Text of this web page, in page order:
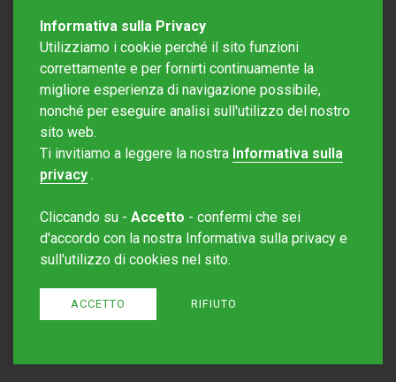
Editore Rotostampa SA
Sito creato daRedesign
Informativa sulla Privacy
Utilizziamo i cookie perché il sito funzioni
correttamente e per fornirti continuamente la
migliore esperienza di navigazione possibile,
nonché per eseguire analisi sull'utilizzo del nostro
sito web.
Ti invitiamo a leggere la nostra Informativa sulla
privacy .
Cliccando su - Accetto - confermi che sei
d'accordo con la nostra Informativa sulla privacy e
sull'utilizzo di cookies nel sito.
ACCETTO RIFIUTO